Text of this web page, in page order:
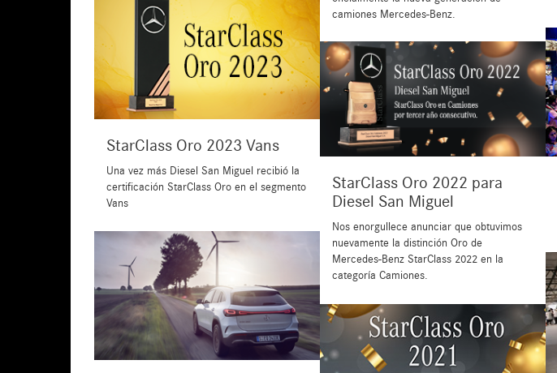
camiones Mercedes-Benz.
StarClass Oro 2023 Vans
Una vez más Diesel San Miguel recibió la
certificación StarClass Oro en el segmento
Vans
StarClass Oro 2022 para
Diesel San Miguel
Nos enorgullece anunciar que obtuvimos
nuevamente la distinción Oro de
Mercedes-Benz StarClass 2022 en la
categoría Camiones.